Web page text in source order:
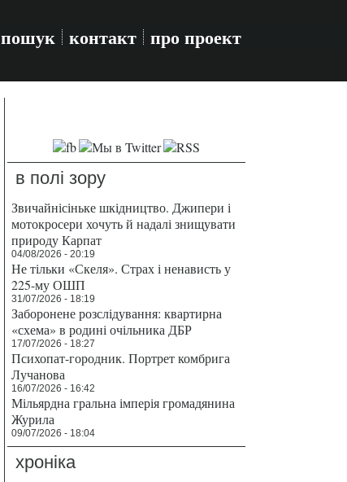
пошук контакт про проект
в полі зору
Звичайнісіньке шкідництво. Джипери і
мотокросери хочуть й надалі знищувати
природу Карпат
04/08/2026 - 20:19
Не тільки «Скеля». Страх і ненависть у
225-му ОШП
31/07/2026 - 18:19
Заборонене розслідування: квартирна
«схема» в родині очільника ДБР
17/07/2026 - 18:27
Психопат-городник. Портрет комбрига
Лучанова
16/07/2026 - 16:42
Мільярдна гральна імперія громадянина
Журила
09/07/2026 - 18:04
хроніка